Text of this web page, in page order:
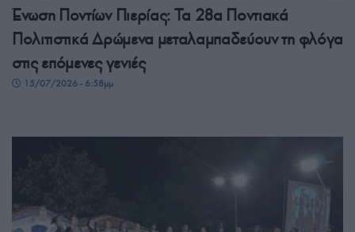
Ένωση Ποντίων Πιερίας: Τα 28α Ποντιακά
Πολιτιστικά Δρώμενα μεταλαμπαδεύουν τη φλόγα
στις επόμενες γενιές
15/07/2026 - 6:58μμ